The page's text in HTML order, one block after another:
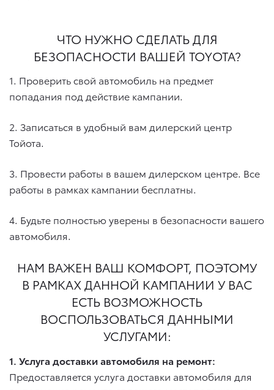
ЧТО НУЖНО СДЕЛАТЬ ДЛЯ
БЕЗОПАСНОСТИ ВАШЕЙ TOYOTA?
1. Проверить свой автомобиль на предмет
попадания под действие кампании.
2. Записаться в удобный вам дилерский центр
Тойота.
3. Провести работы в вашем дилерском центре. Все
работы в рамках кампании бесплатны.
4. Будьте полностью уверены в безопасности вашего
автомобиля.
НАМ ВАЖЕН ВАШ КОМФОРТ, ПОЭТОМУ
В РАМКАХ ДАННОЙ КАМПАНИИ У ВАС
ЕСТЬ ВОЗМОЖНОСТЬ
ВОСПОЛЬЗОВАТЬСЯ ДАННЫМИ
УСЛУГАМИ:
1. Услуга доставки автомобиля на ремонт:
Предоставляется услуга доставки автомобиля для